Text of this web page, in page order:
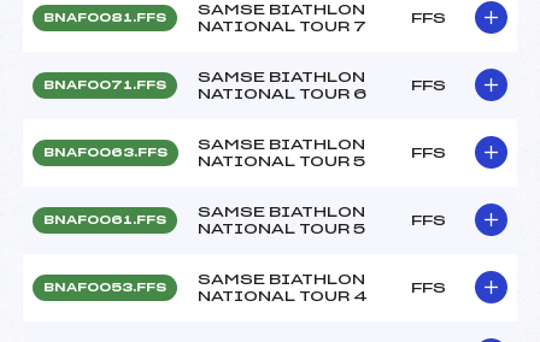
BNAF0081.FFS
SAMSE BIATHLON
NATIONAL TOUR 7
FFS
BNAF0071.FFS
SAMSE BIATHLON
NATIONAL TOUR 6
FFS
BNAF0063.FFS
SAMSE BIATHLON
NATIONAL TOUR 5
FFS
BNAF0061.FFS
SAMSE BIATHLON
NATIONAL TOUR 5
FFS
BNAF0053.FFS
SAMSE BIATHLON
NATIONAL TOUR 4
FFS